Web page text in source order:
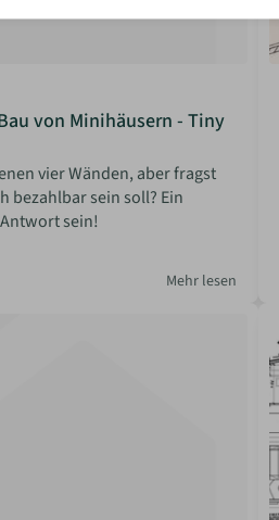
von Minihäusern - Tiny
vier Wänden, aber fragst
bezahlbar sein soll? Ein
sein!
Mehr lesen